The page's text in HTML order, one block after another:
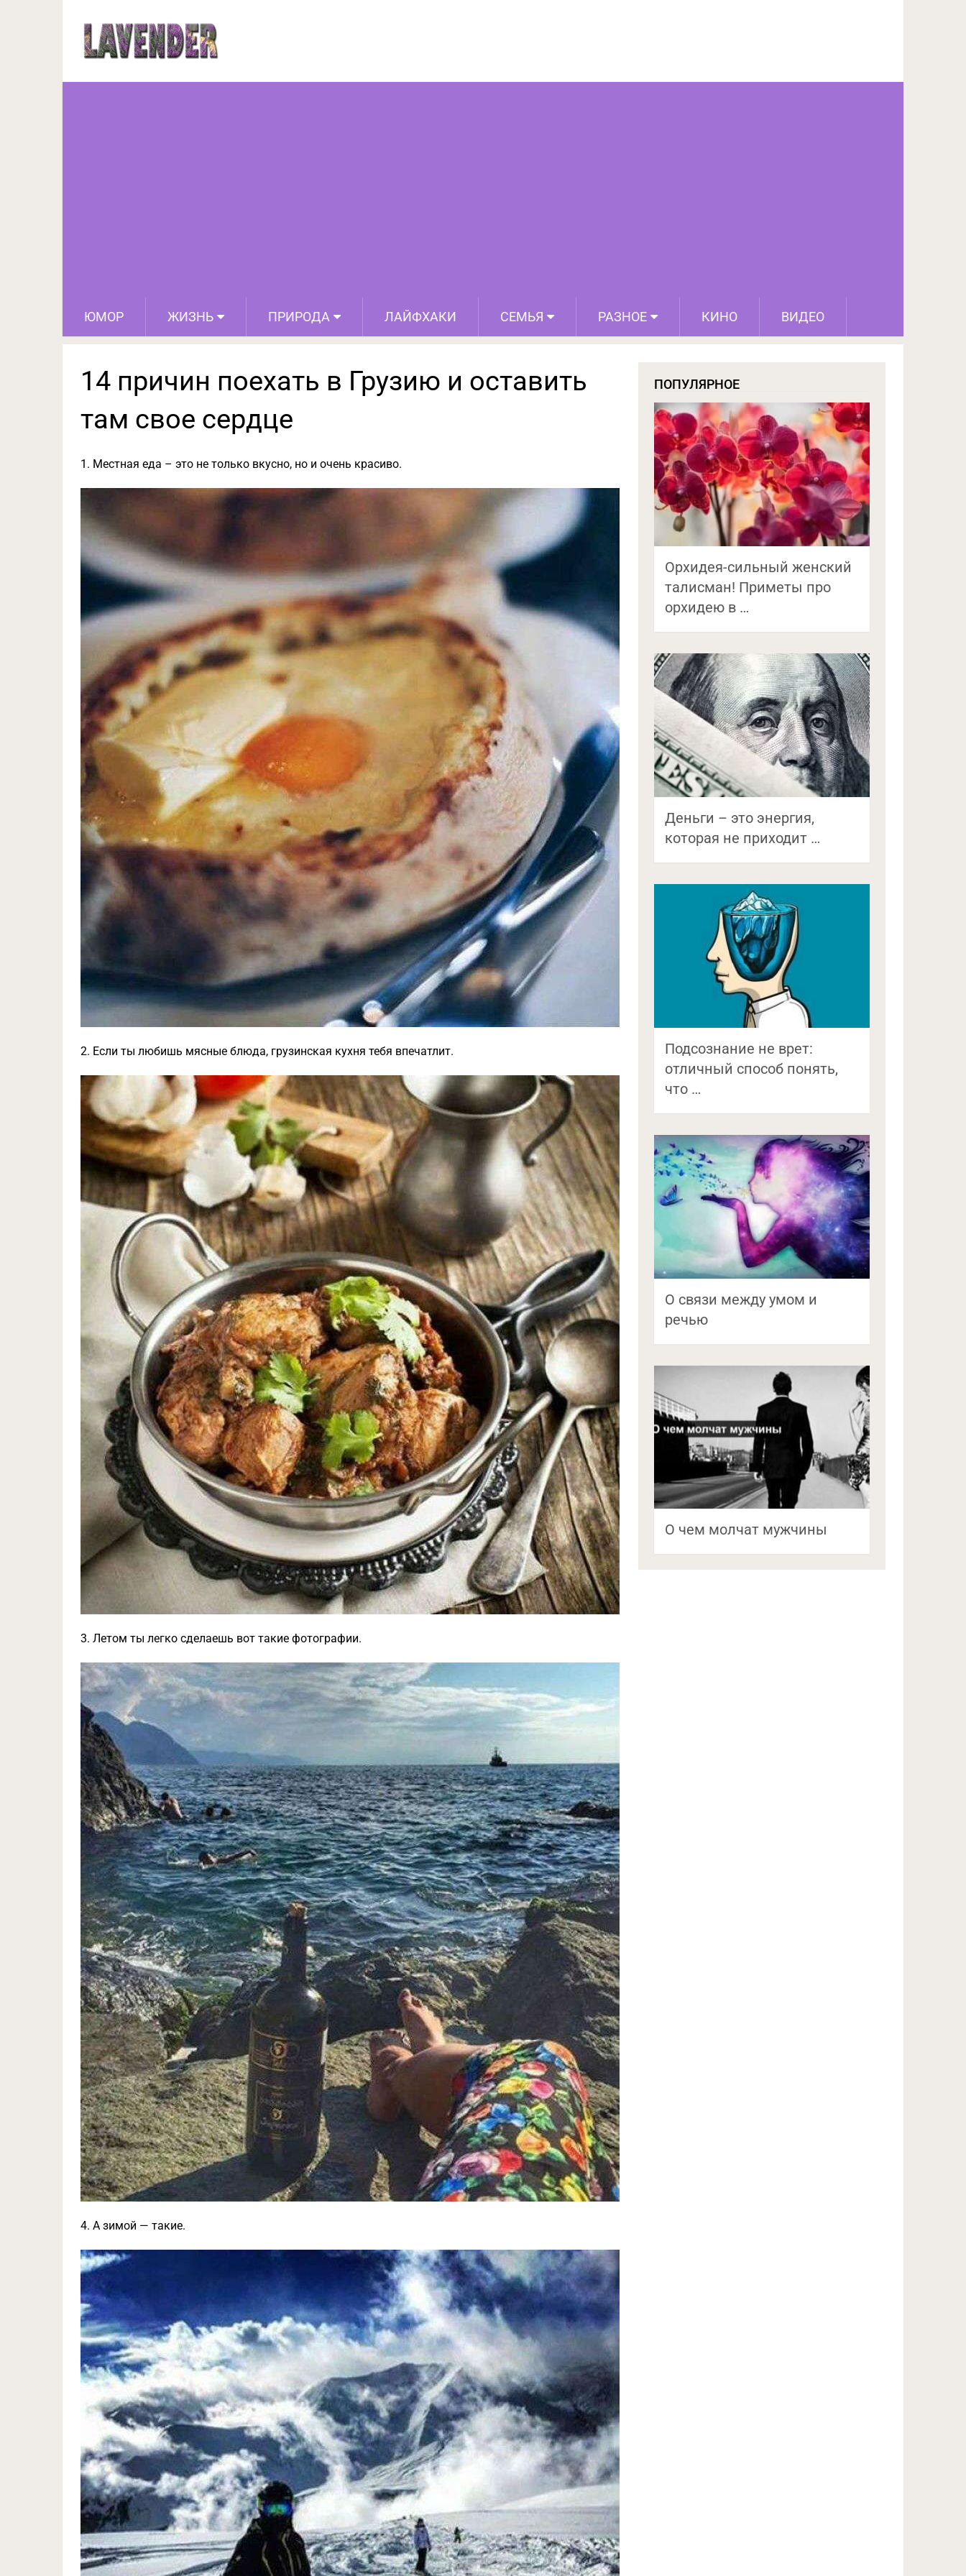
ЮМОР ЖИЗНЬ ПРИРОДА ЛАЙФХАКИ СЕМЬЯ РАЗНОЕ КИНО ВИДЕО
14 причин поехать в Грузию и оставить там свое сердце
14 причин поехать в Грузию и оставить
там свое сердце
1. Местная еда – это не только вкусно, но и очень красиво.
2. Если ты любишь мясные блюда, грузинская кухня тебя впечатлит.
3. Летом ты легко сделаешь вот такие фотографии.
4. А зимой — такие.
ПОПУЛЯРНОЕ
Орхидея-сильный женский
талисман! Приметы про
орхидею в …
Деньги – это энергия,
которая не приходит …
Подсознание не врет:
отличный способ понять,
что …
О связи между умом и
речью
О чем молчат мужчины